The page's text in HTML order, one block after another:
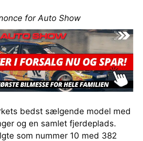
for Auto Show
bedst sælgende model med
og en samlet fjerdeplads.
som nummer 10 med 382